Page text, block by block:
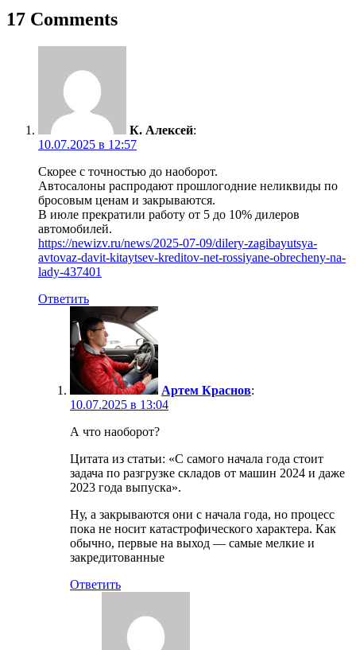
записям
17 Comments
К. Алексей:
10.07.2025 в 12:57
Скорее с точностью до наоборот.
Автосалоны распродают прошлогодние неликвиды по
бросовым ценам и закрываются.
В июле прекратили работу от 5 до 10% дилеров
автомобилей.
https://newizv.ru/news/2025-07-09/dilery-zagibayutsya-
avtovaz-davit-kitaytsev-kreditov-net-rossiyane-obrecheny-na-
lady-437401
Ответить
Артем Краснов:
10.07.2025 в 13:04
А что наоборот?
Цитата из статьи: «С самого начала года стоит
задача по разгрузке складов от машин 2024 и даже
2023 года выпуска».
Ну, а закрываются они с начала года, но процесс
пока не носит катастрофического характера. Как
обычно, первые на выход — самые мелкие и
закредитованные
Ответить